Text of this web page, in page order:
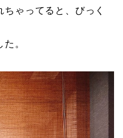
ゃってると、びっく
。